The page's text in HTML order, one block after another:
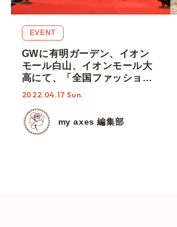
EVENT
GWに有明ガーデン、イオン
モール白山、イオンモール大
高にて、「全国ファッション
ショー&ファンミーティン
2022.04.17 Sun.
my axes 編集部